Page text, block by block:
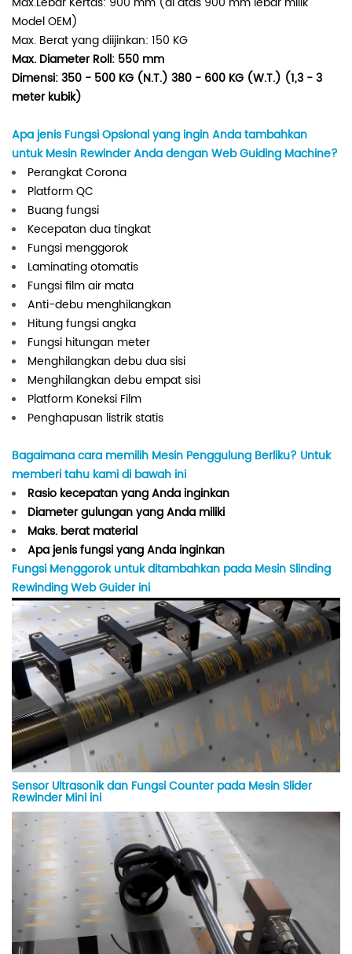
Model OEM)
Max. Berat yang diijinkan: 150 KG
Max. Diameter Roll: 550 mm
Dimensi: 350 - 500 KG (N.T.) 380 - 600 KG (W.T.) (1,3 - 3
meter kubik)
Apa jenis Fungsi Opsional yang ingin Anda tambahkan
untuk Mesin Rewinder Anda dengan Web Guiding Machine?
Perangkat Corona
Platform QC
Buang fungsi
Kecepatan dua tingkat
Fungsi menggorok
Laminating otomatis
Fungsi film air mata
Anti-debu menghilangkan
Hitung fungsi angka
Fungsi hitungan meter
Menghilangkan debu dua sisi
Menghilangkan debu empat sisi
Platform Koneksi Film
Penghapusan listrik statis
Bagaimana cara memilih Mesin Penggulung Berliku? Untuk
memberi tahu kami di bawah ini
Rasio kecepatan yang Anda inginkan
Diameter gulungan yang Anda miliki
Maks. berat material
Apa jenis fungsi yang Anda inginkan
Fungsi Menggorok untuk ditambahkan pada Mesin Slinding
Rewinding Web Guider ini
Sensor Ultrasonik dan Fungsi Counter pada Mesin Slider
Rewinder Mini ini